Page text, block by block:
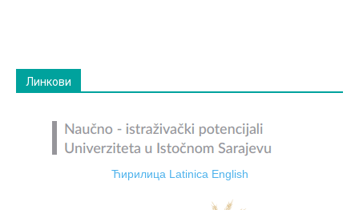
Линкови
Ћирилица Latinica English